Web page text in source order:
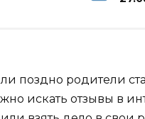
поздно родители
искать отзывы в